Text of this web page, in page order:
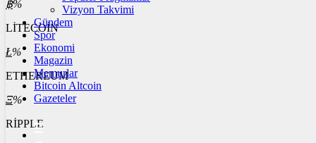
฿%
LİTECOİN
Ł%
ETHEREUM
Ξ%
RİPPLE
Vizyon Takvimi
Gündem
Spor
Ekonomi
Magazin
Memurlar
Bitcoin Altcoin
Gazeteler